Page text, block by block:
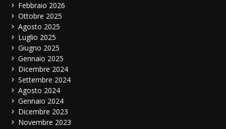
Febbraio 2026
Ottobre 2025
Agosto 2025
Luglio 2025
Giugno 2025
Gennaio 2025
Dicembre 2024
Settembre 2024
Agosto 2024
Gennaio 2024
Dicembre 2023
Novembre 2023